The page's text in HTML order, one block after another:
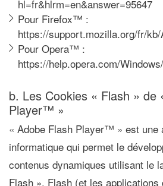
hl=fr&hlrm=en&answer=95647
Pour Firefox™ :
https://support.mozilla.org/fr/
Pour Opera™ :
https://help.opera.com/
b. Les Cookies « Flash » de
Player™ »
« Adobe Flash Player™ » est une
informatique qui permet le
contenus dynamiques utilisant le
Flash ». Flash (et les applications